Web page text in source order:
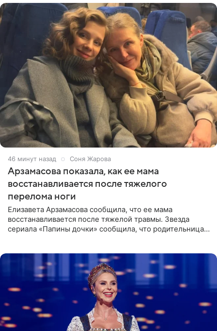
47 минут назад Соня Жарова
Арзамасова показала, как ее мама
восстанавливается после тяжелого
перелома ноги
Елизавета Арзамасова сообщила, что ее мама
восстанавливается после тяжелой травмы. Звезда
сериала «Папины дочки» сообщила, что родительница